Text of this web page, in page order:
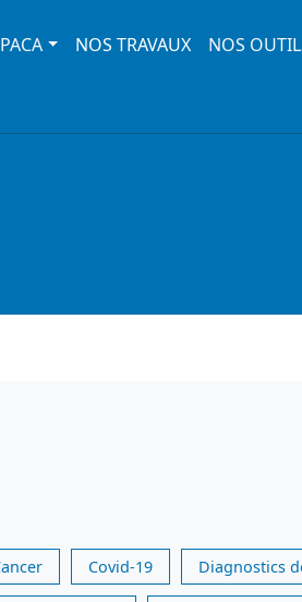
NOS TRAVAUX NOS
Covid-19 Diagnostics